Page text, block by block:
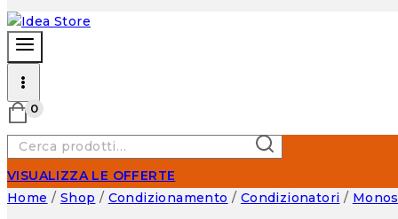
0
Cerca:
CERCA
VISUALIZZA LE OFFERTE
Home / Shop / Condizionamento / Condizionatori /